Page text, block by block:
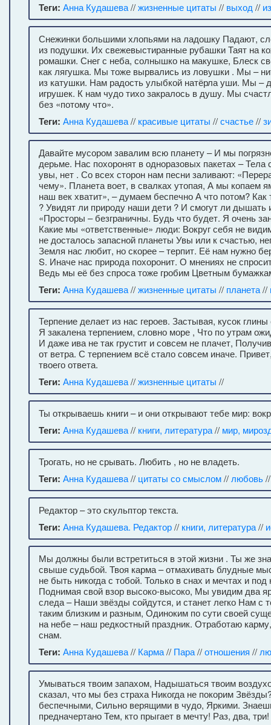
Теги: Анна Кудашева//жизненные цитаты // выход //
Снежинки большими хлопьями на ладошку Падают,
из подушки. Их свежевыстиранные рубашки Таят на
ромашки. Снег с неба, солнышко на макушке, Блеск
как лягушка. Мы тоже вырвались из ловушки . Мы –
из катушки. Нам радость улыбкой натёрла уши. Мы –
игрушек. К нам чудо тихо закралось в душу. Мы
без «потому что».
Теги: Анна Кудашева// красивые цитаты //счастье//
Давайте мусором завалим всю планету – И мы
дерьме. Нас похоронят в одноразовых пакетах – Тела
увы, нет . Со всех сторон нам песни заливают:
чему». Планета воет, в свалках утопая, А мы копаем
наш век хватит», – думаем беспечно А что потом? Как
? Увидят ли природу наши дети ? И смогут ли дышать
«Просторы – безграничны. Будь что будет. Я очень
Какие мы «ответственные» люди: Вокруг себя не
не досталось запасной планеты Увы или к счастью,
Земля нас любит, но скорее – терпит. Её нам нужно
S. Иначе нас природа похоронит. О мнениях не
Ведь мы её без спроса тоже гробим Цветным
Теги: Анна Кудашева//жизненные цитаты // планета//
Терпение делает из нас героев. Застывая, кусок
Я закалена терпением, словно море , Что по утрам
И даже ива не так грустит и совсем не плачет,
от ветра. С терпением всё стало совсем иначе.
твоего ответа.
Теги: Анна Кудашева//жизненные цитаты //
Ты открываешь книги – и они открывают тебе мир:
Теги: Анна Кудашева// книги, литература// мир,
Трогать, но не срывать. Любить , но не владеть.
Теги: Анна Кудашева// цитаты со смыслом// любовь
Редактор – это скульптор текста.
Теги: Анна Кудашева. Редактор// книги, литература//
Мы должны были встретиться в этой жизни . Ты же
свыше судьбой. Твоя карма – отмахивать блудные
не быть никогда с тобой. Только в снах и мечтах и
Поднимая свой взор высоко-высоко, Мы увидим два
следа – Наши звёзды сойдутся, и станет легко Нам с
таким близким и разным, Одиноким по сути своей
на небе – наш редкостный праздник. Отработаю
снам.
Теги: Анна Кудашева// Карма// Пара//отношения //
Умываться твоим запахом, Надышаться твоим
сказал, что мы без страха Никогда не покорим
беспечными, Сильно верящими в чудо, Яркими.
предначертано Тем, кто прыгает в мечту! Раз, два, три!